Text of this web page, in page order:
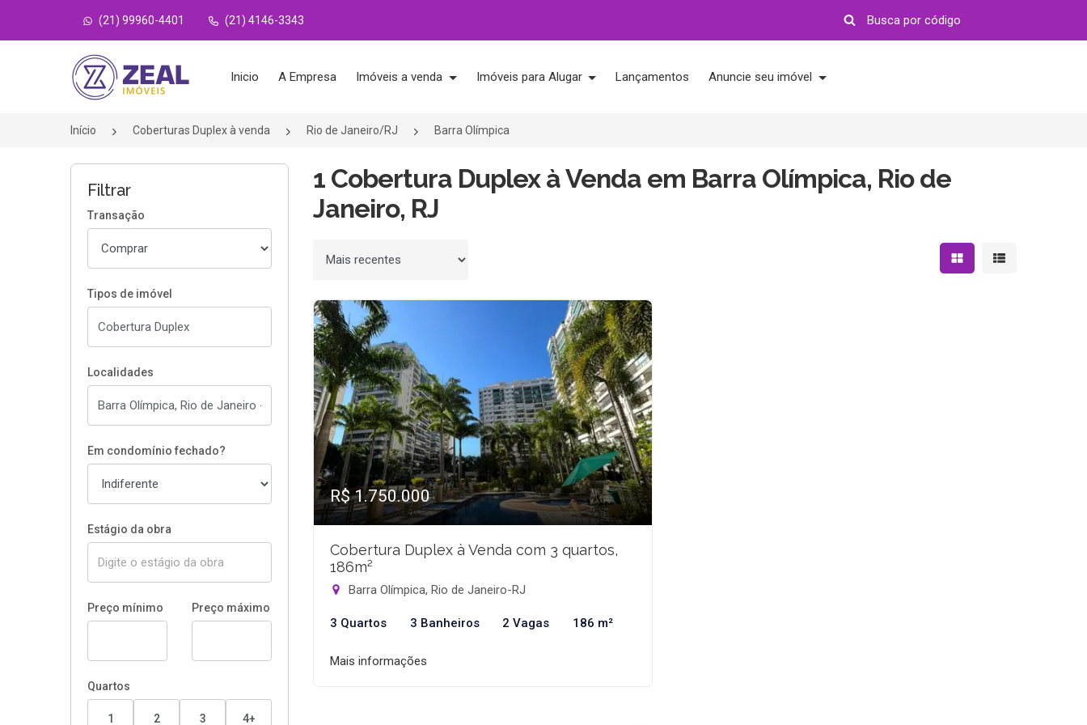
(21) 99960-4401 (21) 4146-3343
Página inicial
Inicio A Empresa Imóveis a venda Imóveis para Alugar Lançamentos Anuncie seu imóvel
Início Coberturas Duplex à venda Rio de Janeiro/RJ Barra Olímpica
Filtrar
Transação
Tipos de imóvel
Localidades
Em condomínio fechado?
Estágio da obra
Preço mínimo Preço máximo
Quartos
1 2 3 4+
1 Cobertura Duplex à Venda em Barra Olímpica, Rio de
Janeiro, RJ
Ordenar por Mostrar resultados em
Mostrar
R$ 1.750.000
Cobertura Duplex à Venda com 3 quartos,
186m²
Barra Olímpica, Rio de Janeiro-RJ
3 Quartos 3 Banheiros 2 Vagas 186 m²
Mais informações